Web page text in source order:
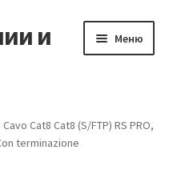
и
Меню
Cavo Cat8 Cat8 (S/FTP) RS PRO,
terminazione